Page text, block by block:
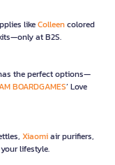
likeColleencolored
at B2S.
the perfect options—
BOARDGAMES’ Love
Xiaomiair purifiers,
lifestyle.